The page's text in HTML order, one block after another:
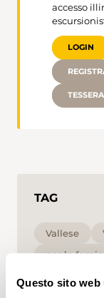
Questo sito
accesso
LOGIN
TAG
Vallese
per le